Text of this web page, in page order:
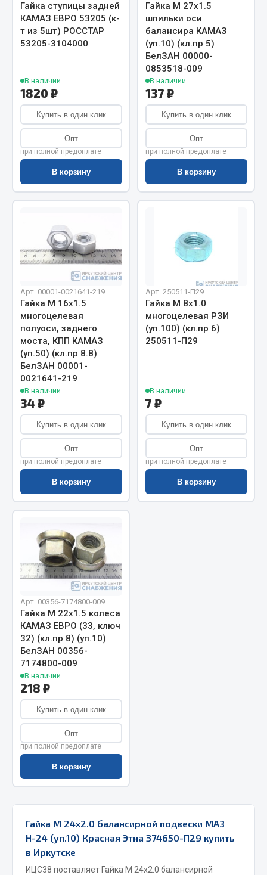
Весь раздел
Цепи подъёмные
Весь раздел
РТИ
Кольца уплотнительные
Лента конвейерная
Манжеты
Прокладки
Рукава высокого давления
Показать ещё
Весь раздел
Автомобильная электрика
Автолампы
Блоки реле и предохранителей
Вилки нагрузочные
Выключатели и переключатели клавишные
Выключатели кнопочные
Выключатель массы
Изолента
Показать ещё
Весь раздел
Запчасти на полуприцепы
Амортизаторы для полуприцепов
Весь раздел
Запчасти КамАЗ
Двигатель
Система питания
Система выпуска газа
Система охлаждения
Сцепление
Коробка передач
Коробка передач ZF
Запчасти МАЗ
Гайка ступицы задней
КАМАЗ ЕВРО 53205 (к-
т из 5шт) РОССТАР
53205-3104000
В наличии
1820 ₽
Купить в один клик
Опт
при полной предоплате
В корзину
Гайка М 27х1.5
шпильки оси
балансира КАМАЗ
(уп.10) (кл.пр 5)
БелЗАН 00000-
0853518-009
В наличии
137 ₽
Купить в один клик
Опт
при полной предоплате
В корзину
Арт. 00001-0021641-219
Гайка М 16х1.5
многоцелевая
полуоси, заднего
моста, КПП КАМАЗ
(уп.50) (кл.пр 8.8)
БелЗАН 00001-
0021641-219
В наличии
34 ₽
Купить в один клик
Опт
при полной предоплате
В корзину
Арт. 250511-П29
Гайка М 8х1.0
многоцелевая РЗИ
(уп.100) (кл.пр 6)
250511-П29
В наличии
7 ₽
Купить в один клик
Опт
при полной предоплате
В корзину
Арт. 00356-7174800-009
Гайка М 22х1.5 колеса
КАМАЗ ЕВРО (33, ключ
32) (кл.пр 8) (уп.10)
БелЗАН 00356-
7174800-009
В наличии
218 ₽
Купить в один клик
Опт
при полной предоплате
В корзину
Гайка М 24х2.0 балансирной подвески МАЗ
Н-24 (уп.10) Красная Этна 374650-П29 купить
в Иркутске
ИЦС38 поставляет Гайка М 24х2.0 балансирной